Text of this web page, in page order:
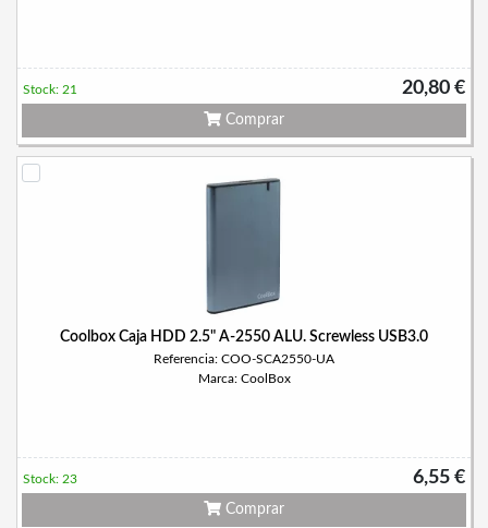
20,80 €
Stock: 21
Comprar
Coolbox Caja HDD 2.5" A-2550 ALU. Screwless USB3.0
Referencia: COO-SCA2550-UA
Marca: CoolBox
6,55 €
Stock: 23
Comprar